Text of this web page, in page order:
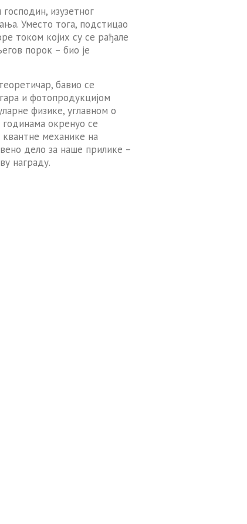
изузетног
Уместо тога, подстицао
током којих су се рађале
порок – био је
бавио се
и фотопродукцијом
физике, углавном о
годинама окренуо се
квантне механике на
дело за наше прилике –
награду.